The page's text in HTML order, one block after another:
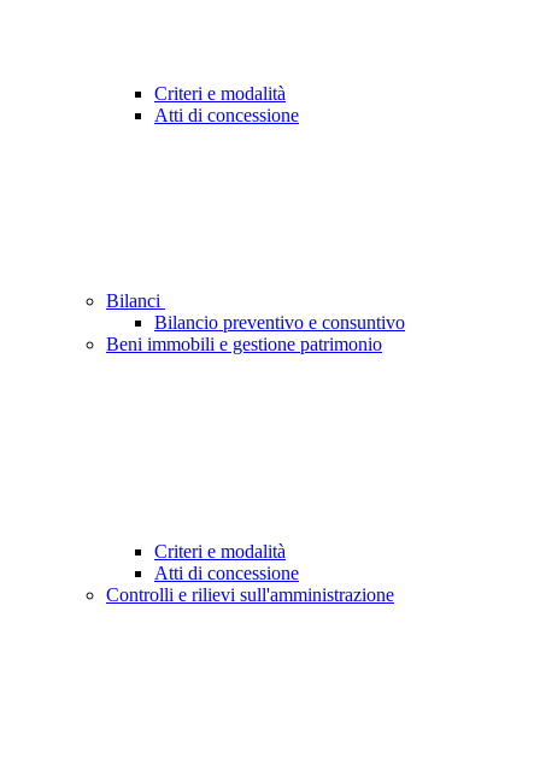
Criteri e modalità
Atti di concessione
Bilanci
Bilancio preventivo e consuntivo
Beni immobili e gestione patrimonio
Criteri e modalità
Atti di concessione
Controlli e rilievi sull'amministrazione